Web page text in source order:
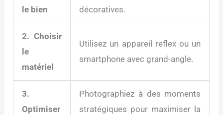
le bien
décoratives.
2. Choisir
le
matériel
Utilisez un appareil reflex ou un
smartphone avec grand-angle.
3.
Optimiser
Photographiez à des moments
stratégiques pour maximiser la